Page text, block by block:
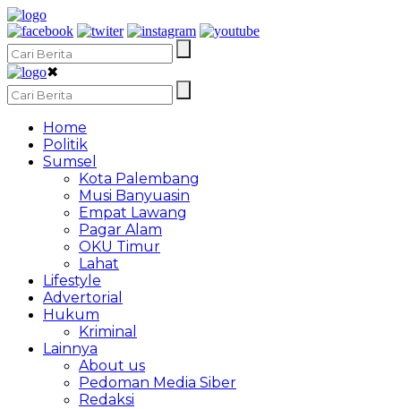
✖
Home
Politik
Sumsel
Kota Palembang
Musi Banyuasin
Empat Lawang
Pagar Alam
OKU Timur
Lahat
Lifestyle
Advertorial
Hukum
Kriminal
Lainnya
About us
Pedoman Media Siber
Redaksi